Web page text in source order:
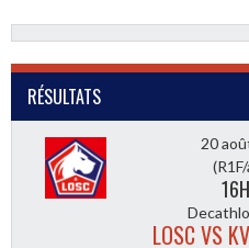
RÉSULTATS
20
LOSC VS